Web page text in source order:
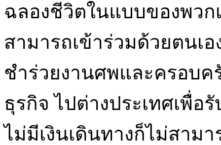
ฉลองชีวิตในแบบของพวก
สามารถเข้าร่วมด้วยตนเ
ชำร่วยงานศพและครอบค
ธุรกิจ ไปต่างประเทศเพื่อ
ไม่มีเงินเดินทางก็ไม่สาม